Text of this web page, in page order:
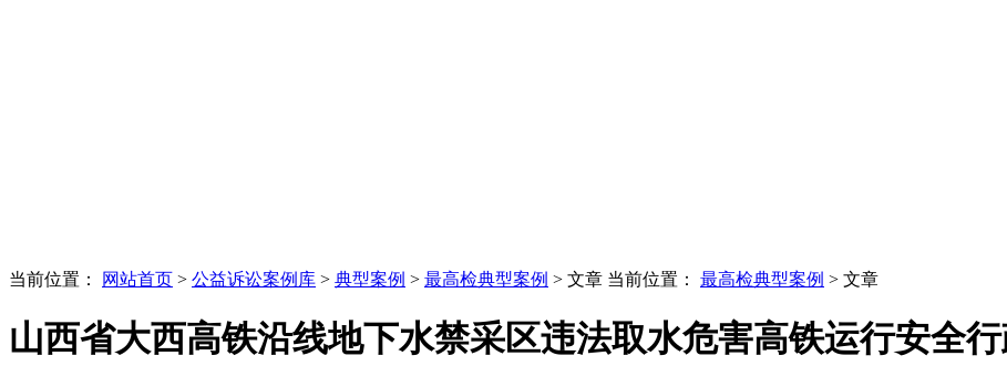
当前位置： 网站首页 > 公益诉讼案例库 > 典型案例 > 最高检典型案例 > 文章 当前位置： 最高检典型案例 > 文章
山西省大西高铁沿线地下水禁采区违法取水危害高铁运行安全